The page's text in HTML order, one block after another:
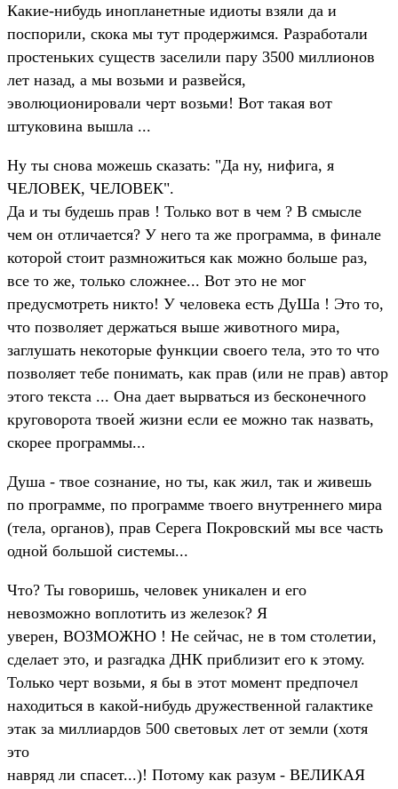
Какие-нибудь инопланетные идиоты взяли да и
поспорили, скока мы тут продержимся. Разработали
простеньких существ заселили пару 3500 миллионов
лет назад, а мы возьми и развейся,
эволюционировали черт возьми! Вот такая вот
штуковина вышла ...
Ну ты снова можешь сказать: "Да ну, нифига, я
ЧЕЛОВЕК, ЧЕЛОВЕК".
Да и ты будешь прав ! Только вот в чем ? В смысле
чем он отличается? У него та же программа, в финале
которой стоит размножиться как можно больше раз,
все то же, только сложнее... Вот это не мог
предусмотреть никто! У человека есть ДуШа ! Это то,
что позволяет держаться выше животного мира,
заглушать некоторые функции своего тела, это то что
позволяет тебе понимать, как прав (или не прав) автор
этого текста ... Она дает вырваться из бесконечного
круговорота твоей жизни если ее можно так назвать,
скорее программы...
Душа - твое сознание, но ты, как жил, так и живешь
по программе, по программе твоего внутреннего мира
(тела, органов), прав Серега Покровский мы все часть
одной большой системы...
Что? Ты говоришь, человек уникален и его
невозможно воплотить из железок? Я
уверен, ВОЗМОЖНО ! Не сейчас, не в том столетии,
сделает это, и разгадка ДНК приблизит его к этому.
Только черт возьми, я бы в этот момент предпочел
находиться в какой-нибудь дружественной галактике
этак за миллиардов 500 световых лет от земли (хотя
это
навряд ли спасет...)! Потому как разум - ВЕЛИКАЯ